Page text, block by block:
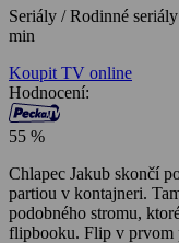
Seriály / Rodinné
min
Koupit TV online
Hodnocení:
55 %
Chlapec Jakub skončí
partiou v kontajneri.
podobného stromu,
flipbooku. Flip v prvom